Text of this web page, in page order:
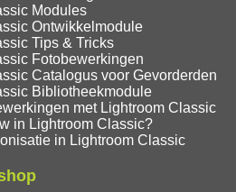
Modules
Ontwikkelmodule
Tips & Tricks
Fotobewerkingen
Catalogus voor Gevorderden
Bibliotheekmodule
met Lightroom Classic
in Lightroom Classic?
in Lightroom Classic